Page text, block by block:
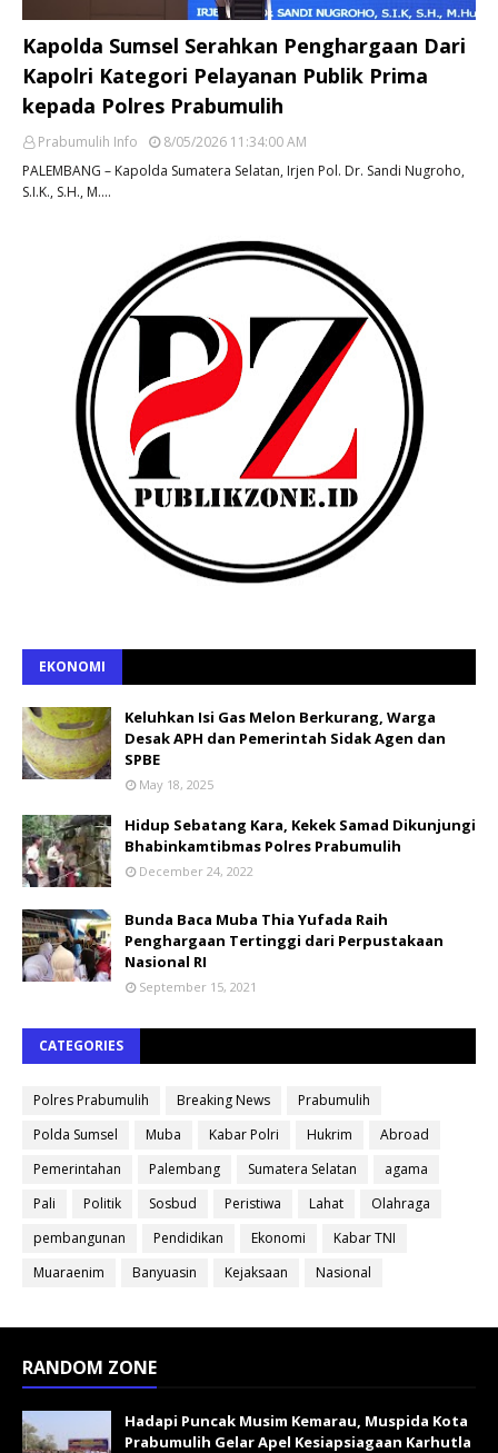
Kapolda Sumsel Serahkan Penghargaan Dari
Kapolri Kategori Pelayanan Publik Prima
kepada Polres Prabumulih
Prabumulih Info
8/05/2026 11:34:00 AM
PALEMBANG – Kapolda Sumatera Selatan, Irjen Pol. Dr. Sandi Nugroho,
S.I.K., S.H., M.…
EKONOMI
Keluhkan Isi Gas Melon Berkurang, Warga
Desak APH dan Pemerintah Sidak Agen dan
SPBE
May 18, 2025
Hidup Sebatang Kara, Kekek Samad Dikunjungi
Bhabinkamtibmas Polres Prabumulih
December 24, 2022
Bunda Baca Muba Thia Yufada Raih
Penghargaan Tertinggi dari Perpustakaan
Nasional RI
September 15, 2021
CATEGORIES
Polres Prabumulih Breaking News
Prabumulih
Polda Sumsel
Muba Kabar Polri Hukrim
Abroad
Pemerintahan
Palembang Sumatera Selatan
agama
Pali
Politik Sosbud Peristiwa Lahat
Olahraga
pembangunan
Pendidikan Ekonomi
Kabar TNI
Muaraenim
Banyuasin Kejaksaan Nasional
RANDOM ZONE
Hadapi Puncak Musim Kemarau, Muspida Kota
Prabumulih Gelar Apel Kesiapsiagaan Karhutla